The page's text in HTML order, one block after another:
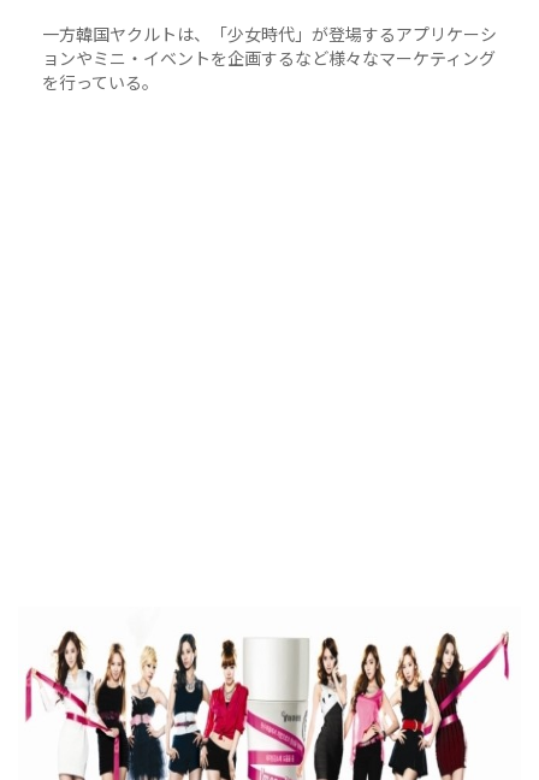
一方韓国ヤクルトは、「少女時代」が登場するアプリケーシ
ョンやミニ・イベントを企画するなど様々なマーケティング
を行っている。